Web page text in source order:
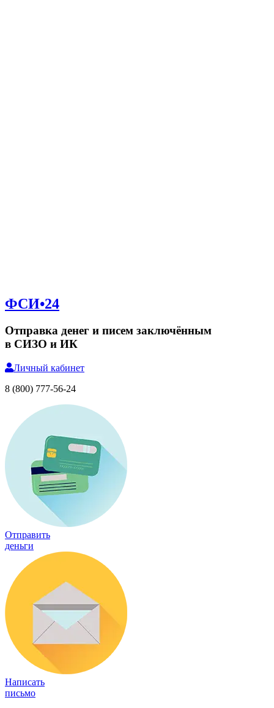
ФСИ•24
Отправка денег и писем заключённым
в СИЗО и ИК
Личный кабинет
8 (800) 777-56-24
Отправить
деньги
Написать
письмо